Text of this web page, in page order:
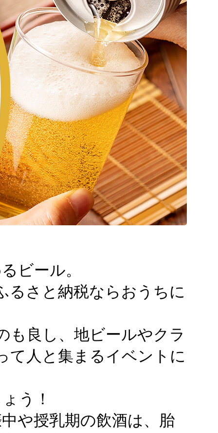
ビール。
るさと納税ならおうちに
も良し、地ビールやクラ
て人と集まるイベントに
う！
や授乳期の飲酒は、胎